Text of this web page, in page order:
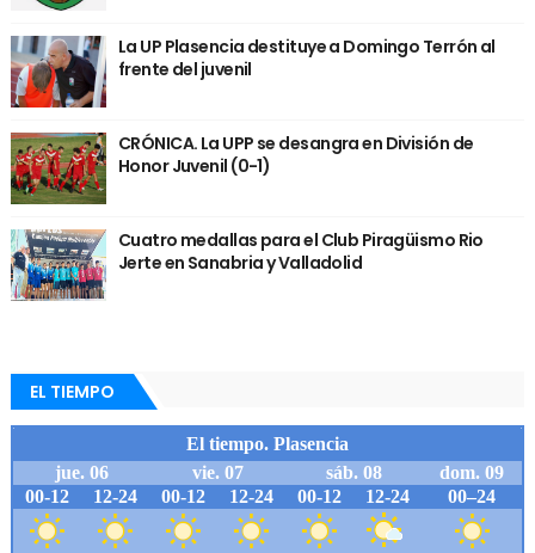
La UP Plasencia destituye a Domingo Terrón al
frente del juvenil
CRÓNICA. La UPP se desangra en División de
Honor Juvenil (0-1)
Cuatro medallas para el Club Piragüismo Rio
Jerte en Sanabria y Valladolid
EL TIEMPO